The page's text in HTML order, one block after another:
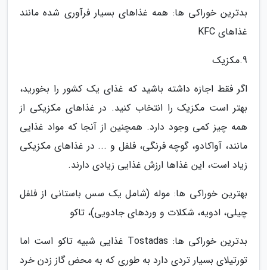
بدترین خوراکی ها: همه غذاهای بسیار فرآوری شده مانند
غذاهای KFC
9.مکزیک
اگر فقط اجازه داشته باشید که غذای یک کشور را بخورید،
بهتر است مکزیک را انتخاب کنید. در غذاهای مکزیکی از
همه چیز کمی وجود دارد. همچنین از آنجا که مواد غذایی
مانند، آواکادو، گوچه فرنگی، فلفل و ... در غذاهای مکزیکی
زیاد است، این غذاها ارزش غذایی زیادی دارند.
بهترین خوراکی ها: موله (شامل یک سس باستانی از فلفل
چیلی، ادویه، شکلات و وردهای جادویی)، تاکو
بدترین خوراکی ها: Tostadas غذایی شبیه تاکو است اما
تورتیلای بسیار تردی دارد به طوری که به محض گاز زدن خرد